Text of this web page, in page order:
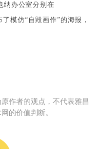
纳办公室分别在
模仿“自毁画作”的海报，
作者的观点，不代表雅昌
的价值判断。